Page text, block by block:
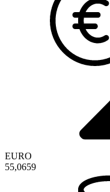
EURO
55,0659